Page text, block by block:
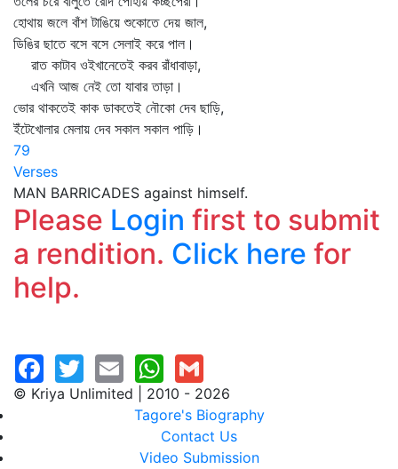
হোথায় জলে বাঁশ টাঙিয়ে শুকোতে দেয় জাল,
ডিঙির ছাতে বসে বসে সেলাই করে পাল।
রাত কাটাব ওইখানেতেই করব রাঁধাবাড়া,
এখনি আজ নেই তো যাবার তাড়া।
ভোর থাকতেই কাক ডাকতেই নৌকো দেব ছাড়ি,
ইঁটেখোলার মেলায় দেব সকাল সকাল পাড়ি।
79
Verses
MAN BARRICADES against himself.
Please Login first to submit
a rendition. Click here for
help.
© Kriya Unlimited | 2010 - 2026
Tagore's Biography
Contact Us
Video Submission